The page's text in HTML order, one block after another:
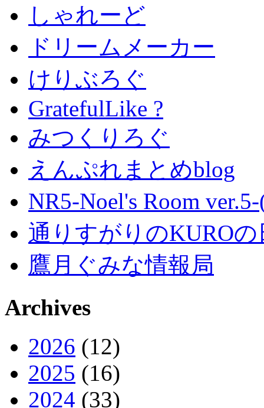
しゃれーど
ドリームメーカー
けりぶろぐ
GratefulLike ?
みつくりろぐ
えんぷれまとめblog
NR5-Noel's Room
通りすがりのKURO
鷹月ぐみな情報局
Archives
2026 (12)
2025 (16)
2024 (33)